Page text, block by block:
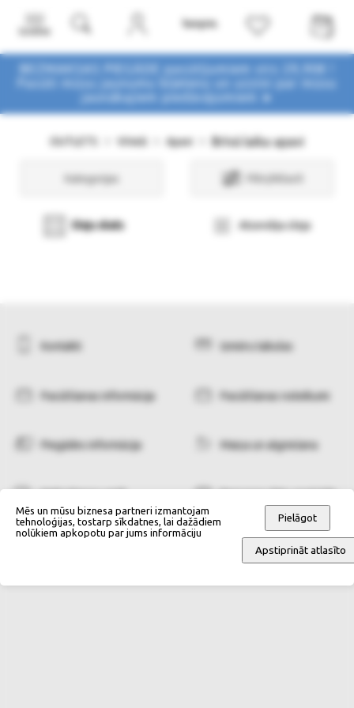
BEZMAKSAS PIEGĀDE pasūtījumiem virs 29,90€ !
Pasūti mūsu jaunumu biļetenu un uzzini par mūsu
Vīrieši Apavi Brīvā laika apavi
Kategorijas Filtri/Atlasīt
Sleju skats Atsevišķa sleja
Kontakti Izmēru tabulas
Pasūtīšanas informācija Pasūtīšanas noteikumi
Piegādes informācija Maiņa un atgriešana
Mēs un mūsu biznesa partneri izmantojam
tehnoloģijas, tostarp sīkdatnes, lai dažādiem
nolūkiem apkopotu par jums informāciju
Pielāgot
Apstiprināt atlasīto